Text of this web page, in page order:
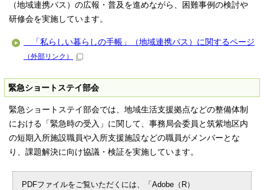
（地域連携パス）の広報・普及を進めながら、困難事例の検討や
研修会を実施しています。
「私らしい暮らしの手帳」（地域連携パス）に関するページ
（外部リンク）
緊急ショートステイ部会
緊急ショートステイ部会では、地域生活支援拠点などの整備体制
における「緊急時の受入」に関して、事務局会委員と筑紫地区内
の短期入所施設職員や入所支援施設などの職員がメンバーとな
り、課題解決に向け協議・検証を実施しています。
PDFファイルをご覧いただくには、「Adobe（R）